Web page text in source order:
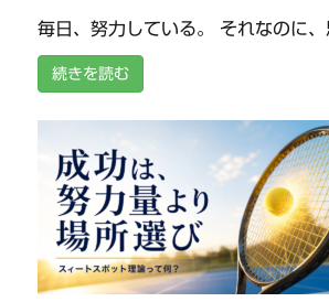
毎日、努力している。 それなのに、
続きを読む